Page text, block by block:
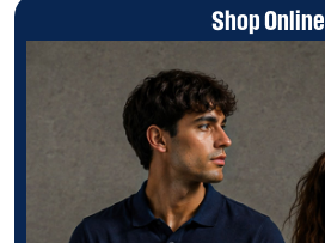
Shop Online